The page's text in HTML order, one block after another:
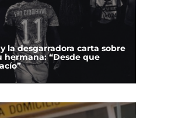
la desgarradora carta sobre
hermana: “Desde que